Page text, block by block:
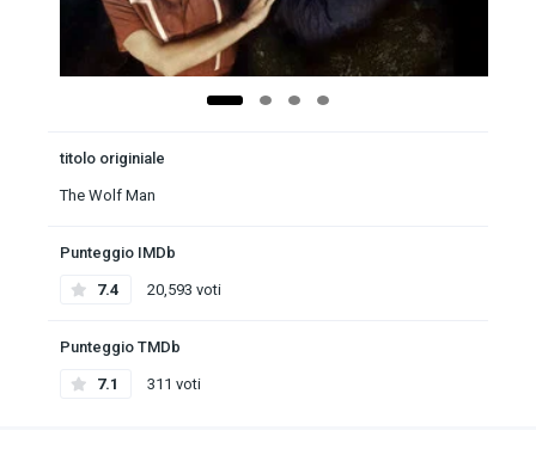
titolo originiale
The Wolf Man
Punteggio IMDb
7.4 20,593 voti
Punteggio TMDb
7.1 311 voti